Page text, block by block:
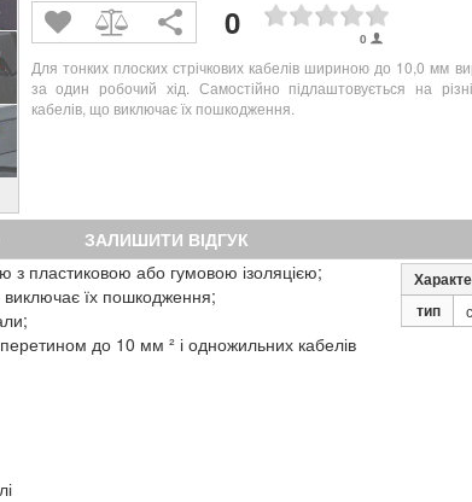
0 0
Для тонких плоских стрічкових кабелів шириною до 10,0 мм
за один робочий хід. Самостійно підлаштовується на
кабелів, що виключає їх пошкодження.
ЗАЛИШИТИ ВІДГУК
тип
з пластиковою або гумовою ізоляцією;
виключає їх пошкодження;
до 10 мм ² і одножильних кабелів